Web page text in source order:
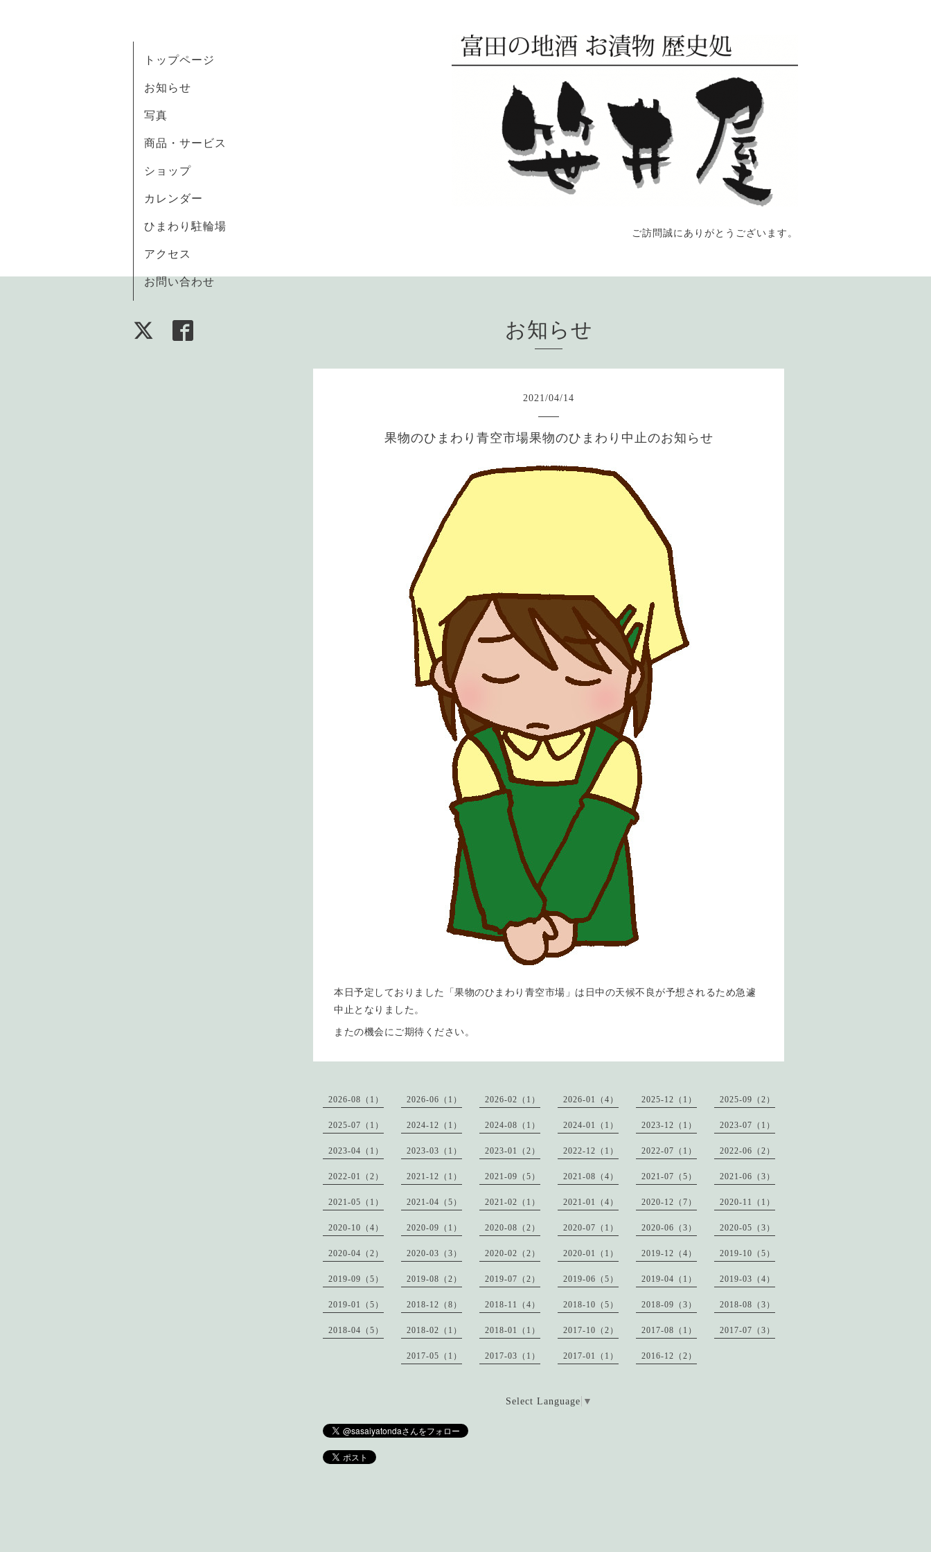
ご訪問誠にありがとうございます。
トップページ
お知らせ
写真
商品・サービス
ショップ
カレンダー
ひまわり駐輪場
アクセス
お問い合わせ
お知らせ
2021/04/14
果物のひまわり青空市場果物のひまわり中止のお知らせ
本日予定しておりました「果物のひまわり青空市場」は日中の天候不良が予想されるため急遽
中止となりました。
またの機会にご期待ください。
2026-08（1） 2026-06（1） 2026-02（1） 2026-01（4） 2025-12（1） 2025-09（2）
2025-07（1） 2024-12（1） 2024-08（1） 2024-01（1） 2023-12（1） 2023-07（1）
2023-04（1） 2023-03（1） 2023-01（2） 2022-12（1） 2022-07（1） 2022-06（2）
2022-01（2） 2021-12（1） 2021-09（5） 2021-08（4） 2021-07（5） 2021-06（3）
2021-05（1） 2021-04（5） 2021-02（1） 2021-01（4） 2020-12（7） 2020-11（1）
2020-10（4） 2020-09（1） 2020-08（2） 2020-07（1） 2020-06（3） 2020-05（3）
2020-04（2） 2020-03（3） 2020-02（2） 2020-01（1） 2019-12（4） 2019-10（5）
2019-09（5） 2019-08（2） 2019-07（2） 2019-06（5） 2019-04（1） 2019-03（4）
2019-01（5） 2018-12（8） 2018-11（4） 2018-10（5） 2018-09（3） 2018-08（3）
2018-04（5） 2018-02（1） 2018-01（1） 2017-10（2） 2017-08（1） 2017-07（3）
2017-05（1） 2017-03（1） 2017-01（1） 2016-12（2）
Select Language ▼